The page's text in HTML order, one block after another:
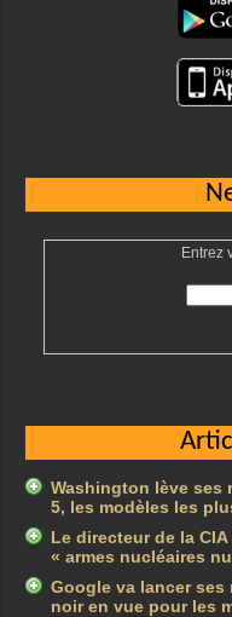
Entrez
Washington lève ses
5, les modèles les
Le directeur de la
« armes nucléaires
Google va lancer ses
noir en vue pour les